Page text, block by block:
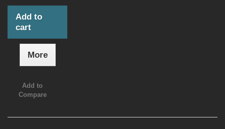
Add to
cart
More
Add to
Compare